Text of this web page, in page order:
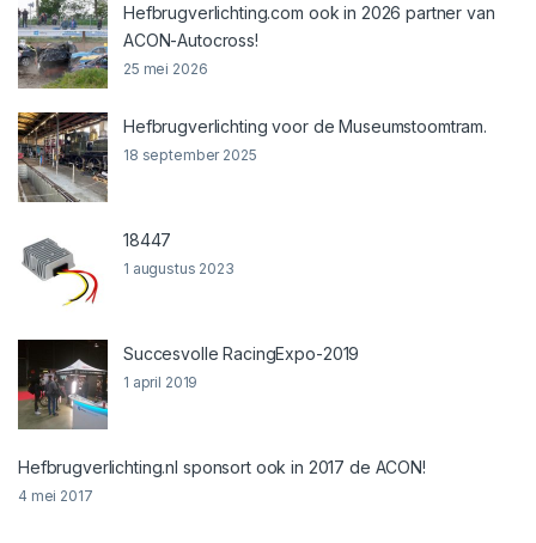
Hefbrugverlichting.com ook in 2026 partner van
ACON-Autocross!
25 mei 2026
Hefbrugverlichting voor de Museumstoomtram.
18 september 2025
18447
1 augustus 2023
Succesvolle RacingExpo-2019
1 april 2019
Hefbrugverlichting.nl sponsort ook in 2017 de ACON!
4 mei 2017